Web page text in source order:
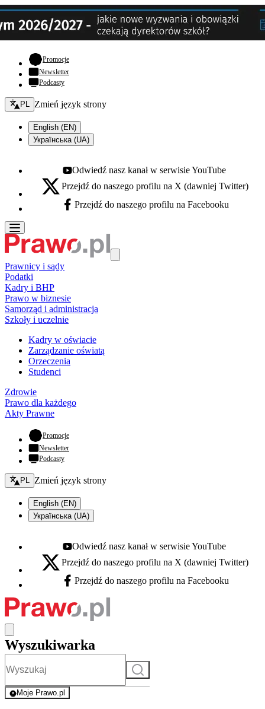
Promocje- otwiera się w nowej karcie
Newsletter
Podcasty
Zmień język - bieżący:
PL Zmień język strony
English (EN)
Українська (UA)
Youtube - otwiera się w nowej karcie
Odwiedź nasz kanał w serwisie YouTube
X - otwiera się w nowej karcie
Przejdź do naszego profilu na X (dawniej Twitter)
Facebook - otwiera się w nowej karcie
Przejdź do naszego profilu na Facebooku
Prawnicy i sądy
Podatki
Kadry i BHP
Prawo w biznesie
Samorząd i administracja
Szkoły i uczelnie
Kadry w oświacie
Zarządzanie oświatą
Orzeczenia
Studenci
Zdrowie
Prawo dla każdego
Akty Prawne
Promocje- otwiera się w nowej karcie
Newsletter
Podcasty
Zmień język - bieżący:
PL Zmień język strony
English (EN)
Українська (UA)
Youtube - otwiera się w nowej karcie
Odwiedź nasz kanał w serwisie YouTube
X - otwiera się w nowej karcie
Przejdź do naszego profilu na X (dawniej Twitter)
Facebook - otwiera się w nowej karcie
Przejdź do naszego profilu na Facebooku
Wyszukiwarka
Szukaj
Moje Prawo.pl
- rejestracja i logowanie do serwisu